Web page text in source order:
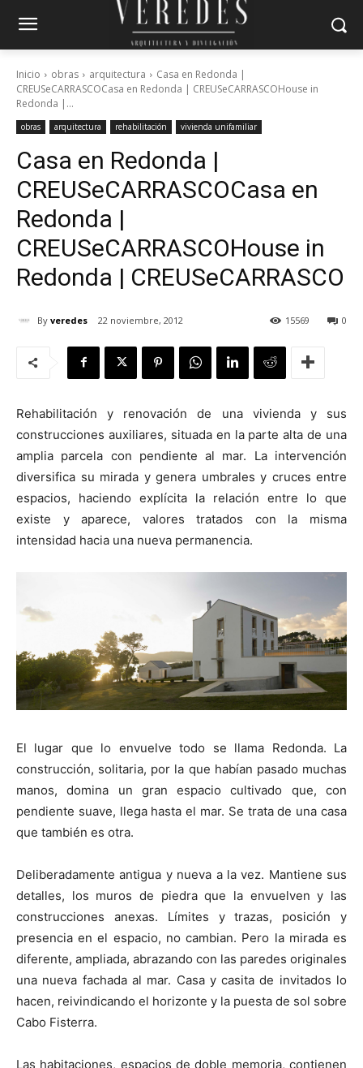
Inicio obras arquitectura
Casa en Redonda |
CREUSeCARRASCOCasa en Redonda | CREUSeCARRASCOHouse in
Redonda |...
obras arquitectura rehabilitación vivienda unifamiliar
Casa en Redonda |
CREUSeCARRASCOCasa en
Redonda |
CREUSeCARRASCOHouse in
Redonda | CREUSeCARRASCO
By veredes 22 noviembre, 2012 0
15569
Rehabilitación y renovación de una vivienda y sus
construcciones auxiliares, situada en la parte alta de una
amplia parcela con pendiente al mar. La intervención
diversifica su mirada y genera umbrales y cruces entre
espacios, haciendo explícita la relación entre lo que
existe y aparece, valores tratados con la misma
intensidad hacia una nueva permanencia.
El lugar que lo envuelve todo se llama Redonda. La
construcción, solitaria, por la que habían pasado muchas
manos, domina un gran espacio cultivado que, con
pendiente suave, llega hasta el mar. Se trata de una casa
que también es otra.
Deliberadamente antigua y nueva a la vez. Mantiene sus
detalles, los muros de piedra que la envuelven y las
construcciones anexas. Límites y trazas, posición y
presencia en el espacio, no cambian. Pero la mirada es
diferente, ampliada, abrazando con las paredes originales
una nueva fachada al mar. Casa y casita de invitados lo
hacen, reivindicando el horizonte y la puesta de sol sobre
Cabo Fisterra.
Las habitaciones, espacios de doble memoria, contienen